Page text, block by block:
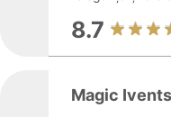
8.7
Magic Ivents